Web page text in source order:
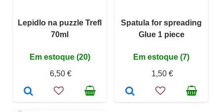
Lepidlo na puzzle Trefl
70ml
Em estoque (20)
6,50 €
Spatula for spreading
Glue 1 piece
Em estoque (7)
1,50 €